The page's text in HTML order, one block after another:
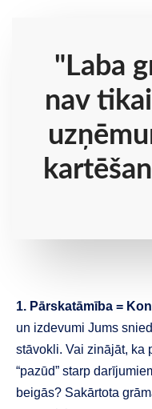
"Laba
nav
1. Pārskatāmība =
un izdevumi Jums
stāvokli. Vai zinājāt, ka
“pazūd” starp
beigās? Sakārtota